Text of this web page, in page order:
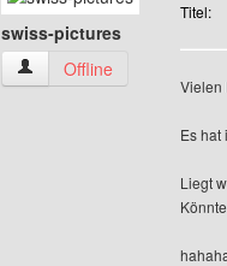
swiss-pictures
swiss-pictures Benutzer-
Offline
Titel:
Vielen
Es hat
Liegt